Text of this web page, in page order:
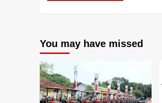
You may have missed